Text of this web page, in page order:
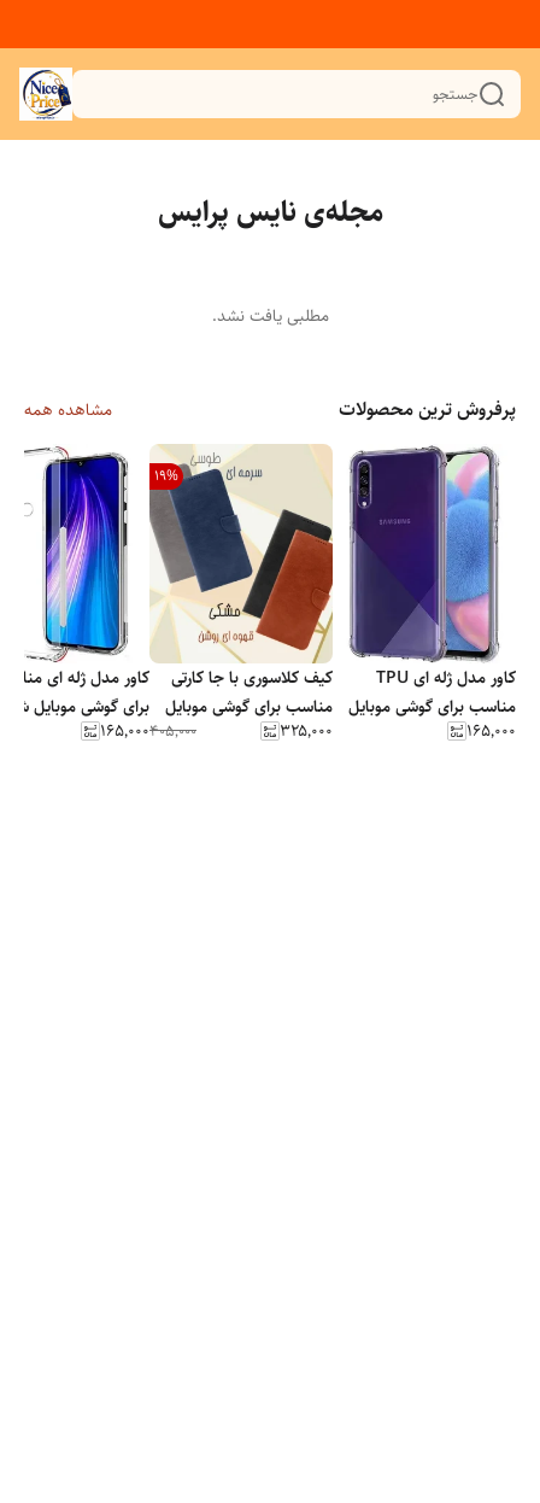
جستجو
مجله‌ی نایس پرایس
مطلبی یافت نشد.
پرفروش ترین محصولات مشاهده همه
کاور مدل ژله ای TPU
مناسب برای گوشی موبایل
سامسونگ Galaxy A50
۱۶۵٬۰۰۰
19%
کیف کلاسوری با جا کارتی
مناسب برای گوشی موبایل
سامسونگ Galaxy A20S
۳۲۵٬۰۰۰ ۴۰۵٬۰۰۰
کاور مدل ژله ای
برای گوشی موبایل
Redmi Note 8
۱۶۵٬۰۰۰